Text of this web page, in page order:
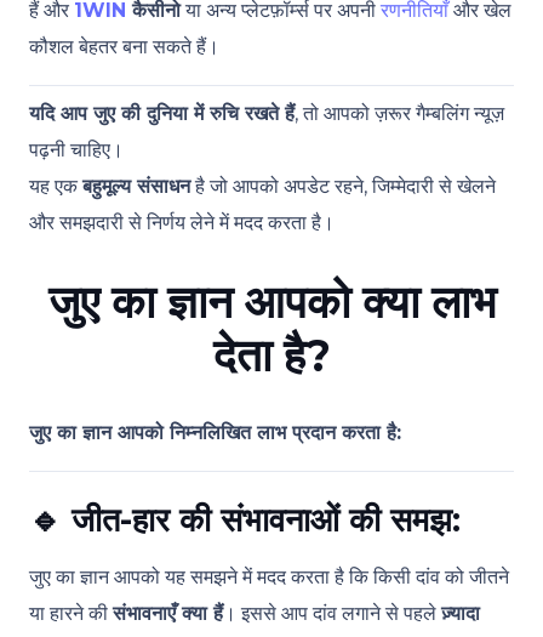
हैं और 1WIN कैसीनोया अन्य प्लेटफ़ॉर्म्स पर अपनी रणनीतियाँऔर खेल
कौशल बेहतर बना सकते हैं।
यदि आप जुए की दुनिया में रुचि रखते हैं, तो आपको ज़रूर गैम्बलिंग न्यूज़
पढ़नी चाहिए।
यह एकबहुमूल्य संसाधनहै जो आपको अपडेट रहने, जिम्मेदारी से खेलने
और समझदारी से निर्णय लेने में मदद करता है।
जुए का ज्ञान आपको क्या लाभ
देता है?
जुए का ज्ञान आपको निम्नलिखित लाभ प्रदान करता है:
🔹जीत-हार की संभावनाओं की समझ:
जुए का ज्ञान आपको यह समझने में मदद करता है कि किसी दांव को जीतने
या हारने कीसंभावनाएँ क्या हैं। इससे आप दांव लगाने से पहलेज़्यादा